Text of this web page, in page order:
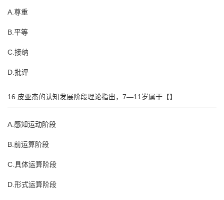
A.尊重
B.平等
C.接纳
D.批评
16.皮亚杰的认知发展阶段理论指出，7—11岁属于【】
A.感知运动阶段
B.前运算阶段
C.具体运算阶段
D.形式运算阶段